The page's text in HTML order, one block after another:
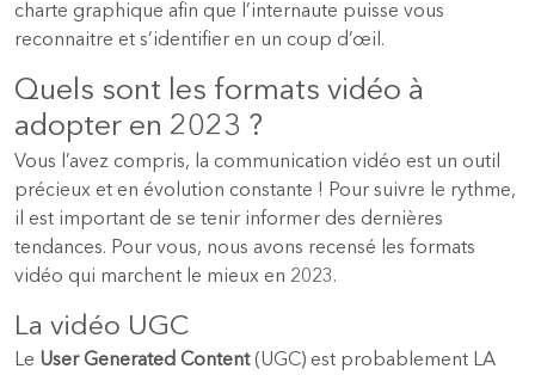
charte graphique afin que l’internaute puisse vous
reconnaitre et s’identifier en un coup d’œil.
Quels sont les formats vidéo à
adopter en 2023 ?
Vous l’avez compris, la communication vidéo est un outil
précieux et en évolution constante ! Pour suivre le rythme,
il est important de se tenir informer des dernières
tendances. Pour vous, nous avons recensé les formats
vidéo qui marchent le mieux en 2023.
La vidéo UGC
Le User Generated Content(UGC) est probablement LA